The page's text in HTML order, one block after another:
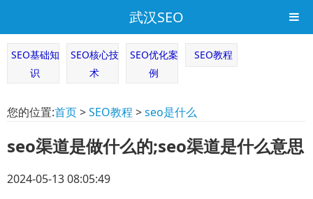
武汉SEO
SEO基础知
识
SEO核心技
术
SEO优化案
例
SEO教程
您的位置:首页>SEO教程 >seo是什么
seo渠道是做什么的;seo渠道是什么意思
2024-05-13 08:05:49